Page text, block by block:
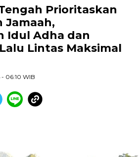
Prioritaskan
Jamaah,
Idul Adha dan
Lintas Maksimal
06:10 WIB